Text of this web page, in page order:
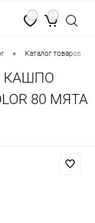
0 0
• каталог товаров
КАШПО
80 МЯТА